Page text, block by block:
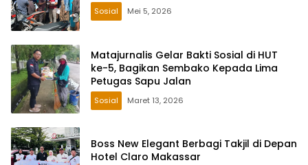
Sosial Mei 5, 2026
Matajurnalis Gelar Bakti Sosial di HUT
ke-5, Bagikan Sembako Kepada Lima
Petugas Sapu Jalan
Sosial Maret 13, 2026
Boss New Elegant Berbagi Takjil di Depan
Hotel Claro Makassar